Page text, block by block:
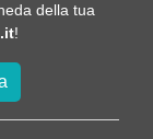
della tua
!